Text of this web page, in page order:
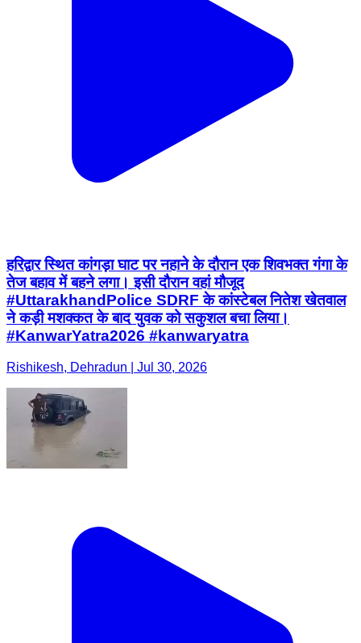
हरिद्वार स्थित कांगड़ा घाट पर नहाने के दौरान एक शिवभक्त गंगा के
तेज बहाव में बहने लगा। इसी दौरान वहां मौजूद
#UttarakhandPolice SDRF के कांस्टेबल नितेश खेतवाल
ने कड़ी मशक्कत के बाद युवक को सकुशल बचा लिया।
#KanwarYatra2026 #kanwaryatra
Rishikesh, Dehradun | Jul 30, 2026